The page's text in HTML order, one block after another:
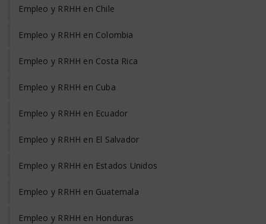
Empleo y RRHH en Chile
Empleo y RRHH en Colombia
Empleo y RRHH en Costa Rica
Empleo y RRHH en Cuba
Empleo y RRHH en Ecuador
Empleo y RRHH en El Salvador
Empleo y RRHH en Estados Unidos
Empleo y RRHH en Guatemala
Empleo y RRHH en Honduras